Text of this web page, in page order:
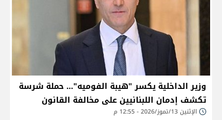
وزير الداخلية يكسر "هيبة الفوميه"… حملة شرسة
تكشف إدمان اللبنانيين على مخالفة القانون
الإثنين 13/تموز/2026 - 12:55 م